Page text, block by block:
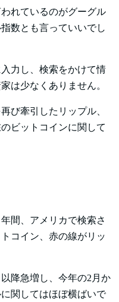
れているのがグーグル
数とも言っていいでし
力し、検索をかけて情
は少なくありません。
び牽引したリップル、
ビットコインに関して
間、アメリカで検索さ
コイン、赤の線がリッ
降急増し、今年の2月か
関してはほぼ横ばいで